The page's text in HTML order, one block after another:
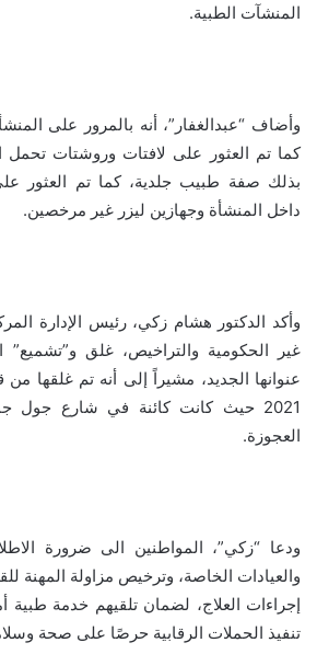
المنشآت الطبية.
وأضاف “عبدالغفار”، أنه بالمرور على
كما تم العثور على لافتات وروشتات تحمل
بذلك صفة طبيب جلدية، كما تم العثور
داخل المنشأة وجهازين ليزر غير مرخصين.
وأكد الدكتور هشام زكي، رئيس الإدارة
غير الحكومية والتراخيص، غلق و”تشميع”
عنوانها الجديد، مشيراً إلى أنه تم غلقها
2021 حيث كانت كائنة في شارع جول
العجوزة.
ودعا “زكي”، المواطنين الى ضرورة
والعيادات الخاصة، وترخيص مزاولة المهنة
إجراءات العلاج، لضمان تلقيهم خدمة طبية
تنفيذ الحملات الرقابية حرصًا على صحة